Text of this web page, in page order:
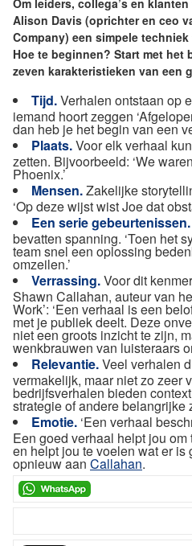
Om leiders, collega’s en
Alison Davis (oprichter en ceo
Company) een simpele
Hoe te beginnen? Start met het
zeven karakteristieken van een
Tijd.Verhalen ontstaan op
iemand hoort zeggen
dan heb je het begin van een
Plaats.Voor elk verhaal
zetten. Bijvoorbeeld: ‘We
Phoenix.’
Mensen.Zakelijke
‘Op deze wijst wist Joe dat
Een serie gebeurtenissen.
bevatten spanning. ‘Toen het
team snel een oplossing
omzeilen.’
Verrassing.Voor dit
Shawn Callahan, auteur van
Work’: ‘Een verhaal is een
met je publiek deelt. Deze
niet een groots inzicht te zijn,
wenkbrauwen van luisteraars
Relevantie.Veel verhalen
vermakelijk, maar niet zo zeer
bedrijfsverhalen bieden
strategie of andere belangrijke
Emotie. ‘Een verhaal
Een goed verhaal helpt jou
en helpt jou te voelen wat er is
opnieuw aan Callahan.